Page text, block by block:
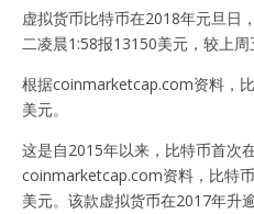
虚拟货币比特币在2018年元旦日
二凌晨1:58报13150美元，较上周
根据coinmarketcap.com资料，
美元。
这是自2015年以来，比特币首次
coinmarketcap.com资料，比特
美元。该款虚拟货币在2017年升